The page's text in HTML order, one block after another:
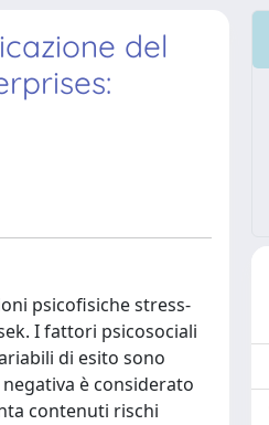
del
psicofisiche stress-
I fattori psicosociali
di esito sono
è considerato
contenuti rischi